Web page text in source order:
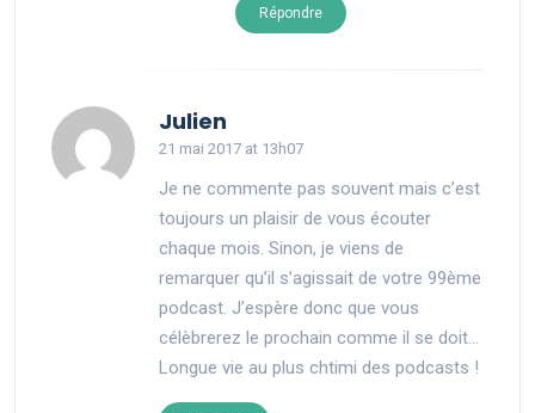
Répondre
Julien
21 mai 2017 at 13h07
Je ne commente pas souvent mais c’est
toujours un plaisir de vous écouter
chaque mois. Sinon, je viens de
remarquer qu’il s’agissait de votre 99ème
podcast. J’espère donc que vous
célèbrerez le prochain comme il se doit…
Longue vie au plus chtimi des podcasts !